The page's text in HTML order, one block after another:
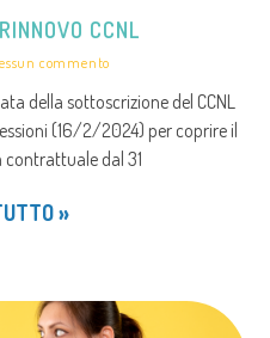
CCNL
commento
della sottoscrizione del CCNL
(16/2/2024) per coprire il
dal 31
»